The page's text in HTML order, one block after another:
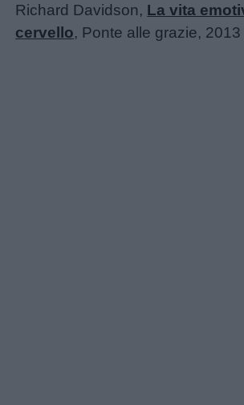
Richard Davidson, La vita
cervello, Ponte alle grazie, 2013